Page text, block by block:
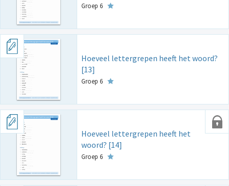
Groep 6
Hoeveel lettergrepen heeft het woord?
[13]
Groep 6
Hoeveel lettergrepen heeft het
woord? [14]
Groep 6